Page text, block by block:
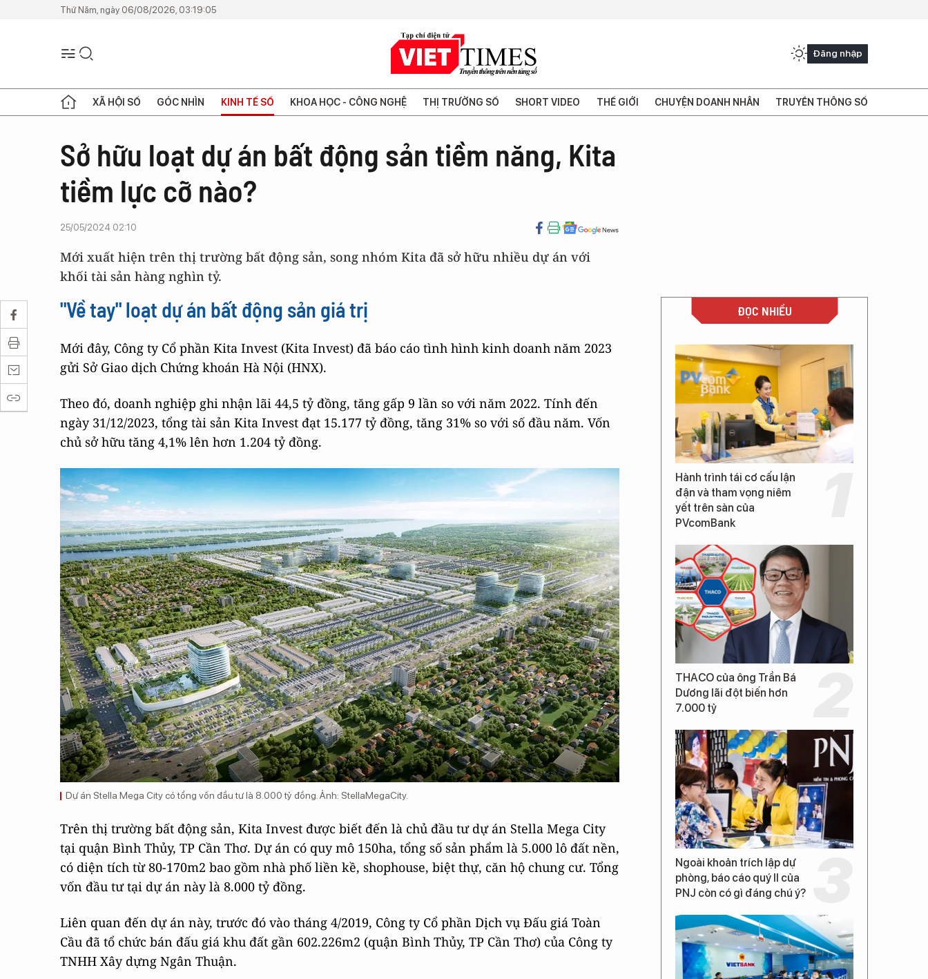
Thứ Năm, ngày 06/08/2026, 03:19:05
Đăng nhập
XÃ HỘI SỐ GÓC NHÌN KINH TẾ SỐ KHOA HỌC - CÔNG NGHỆ THỊ TRƯỜNG SỐ SHORT VIDEO THẾ GIỚI CHUYỆN DOANH NHÂN TRUYỀN THÔNG SỐ
Sở hữu loạt dự án bất động sản tiềm năng, Kita
tiềm lực cỡ nào?
25/05/2024 02:10
Mới xuất hiện trên thị trường bất động sản, song nhóm Kita đã sở hữu nhiều dự án với
khối tài sản hàng nghìn tỷ.
"Về tay" loạt dự án bất động sản giá trị
Mới đây, Công ty Cổ phần Kita Invest (Kita Invest) đã báo cáo tình hình kinh doanh năm 2023
gửi Sở Giao dịch Chứng khoán Hà Nội (HNX).
Theo đó, doanh nghiệp ghi nhận lãi 44,5 tỷ đồng, tăng gấp 9 lần so với năm 2022. Tính đến
ngày 31/12/2023, tổng tài sản Kita Invest đạt 15.177 tỷ đồng, tăng 31% so với số đầu năm. Vốn
chủ sở hữu tăng 4,1% lên hơn 1.204 tỷ đồng.
Dự án Stella Mega City có tổng vốn đầu tư là 8.000 tỷ đồng. Ảnh: StellaMegaCity.
Trên thị trường bất động sản, Kita Invest được biết đến là chủ đầu tư dự án Stella Mega City
tại quận Bình Thủy, TP Cần Thơ. Dự án có quy mô 150ha, tổng số sản phẩm là 5.000 lô đất nền,
có diện tích từ 80-170m2 bao gồm nhà phố liền kề, shophouse, biệt thự, căn hộ chung cư. Tổng
vốn đầu tư tại dự án này là 8.000 tỷ đồng.
Liên quan đến dự án này, trước đó vào tháng 4/2019, Công ty Cổ phần Dịch vụ Đấu giá Toàn
Cầu đã tổ chức bán đấu giá khu đất gần 602.226m2 (quận Bình Thủy, TP Cần Thơ) của Công ty
TNHH Xây dựng Ngân Thuận.
ĐỌC NHIỀU
Hành trình tái cơ cấu lận
đận và tham vọng niêm
yết trên sàn của
PVcomBank
THACO của ông Trần Bá
Dương lãi đột biến hơn
7.000 tỷ
Ngoài khoản trích lập dự
phòng, báo cáo quý II của
PNJ còn có gì đáng chú ý?